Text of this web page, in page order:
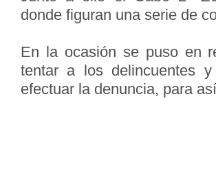
donde figuran una serie de
En la ocasión se puso en
tentar a los delincuentes
efectuar la denuncia, para